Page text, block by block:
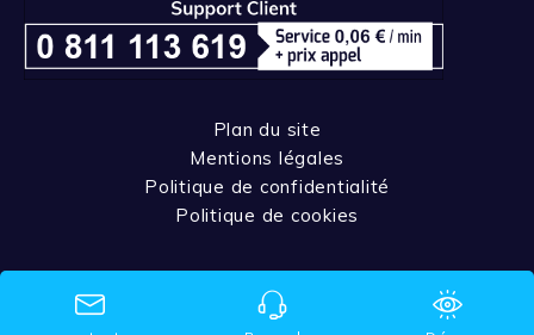
Plan du site
Mentions légales
Politique de confidentialité
Politique de cookies